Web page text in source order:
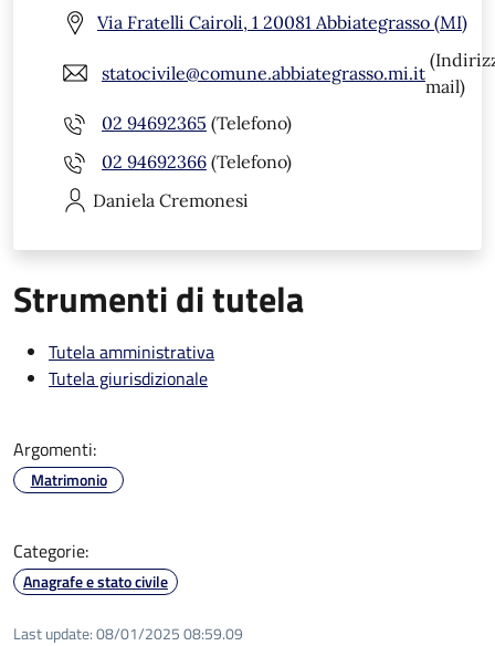
Via Fratelli Cairoli, 1 20081 Abbiategrasso (MI)
statocivile@comune.abbiategrasso.mi.it
mail)
02 94692365 (Telefono)
02 94692366 (Telefono)
Daniela Cremonesi
Strumenti di tutela
Tutela amministrativa
Tutela giurisdizionale
Argomenti:
Matrimonio
Categorie:
Anagrafe e stato civile
Last update:08/01/2025 08:59.09